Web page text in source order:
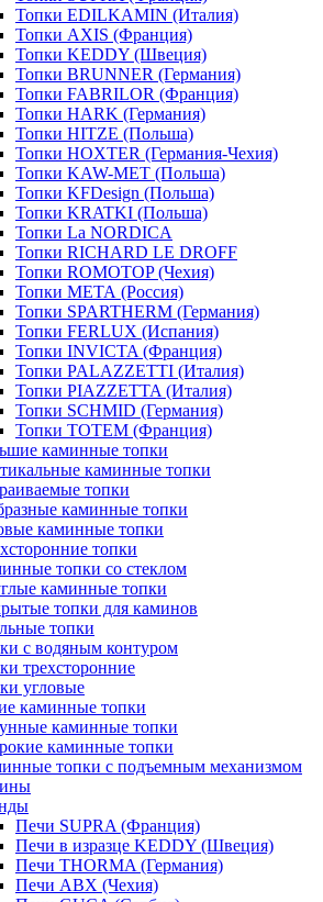
Топки EDILKAMIN (Италия)
Топки AXIS (Франция)
Топки KEDDY (Швеция)
Топки BRUNNER (Германия)
Топки FABRILOR (Франция)
Топки HARK (Германия)
Топки HITZE (Польша)
Топки HOXTER (Германия-Чехия)
Топки KAW-MET (Польша)
Топки KFDesign (Польша)
Топки KRATKI (Польша)
Топки La NORDICA
Топки RICHARD LE DROFF
Топки ROMOTOP (Чехия)
Топки МЕТА (Россия)
Топки SPARTHERM (Германия)
Топки FERLUX (Испания)
Топки INVICTA (Франция)
Топки PALAZZETTI (Италия)
Топки PIAZZETTA (Италия)
Топки SCHMID (Германия)
Топки TOTEM (Франция)
каминные топки
каминные топки
топки
каминные топки
каминные топки
топки
топки со стеклом
каминные топки
топки для каминов
топки
с водяным контуром
трехсторонние
угловые
каминные топки
каминные топки
каминные топки
топки с подъемным механизмом
Печи SUPRA (Франция)
Печи в изразце KEDDY (Швеция)
Печи THORMA (Германия)
Печи ABX (Чехия)